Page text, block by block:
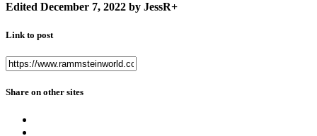
Edited December 7, 2022 by JessR+
Link to post
Share on other sites